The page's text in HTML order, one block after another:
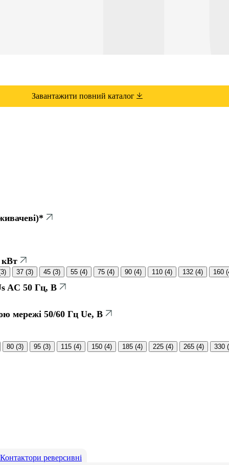
Завантажити повний каталог
кВт
3) 37 (3) 45 (3) 55 (4) 75 (4) 90 (4) 110 (4) 132 (4) 160 (
AC 50 Гц, В
мережі 50/60 Гц Ue, В
80 (3) 95 (3) 115 (4) 150 (4) 185 (4) 225 (4) 265 (4) 330 (
Контактори реверсивні